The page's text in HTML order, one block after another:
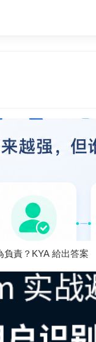
負責？KYA 給出答案